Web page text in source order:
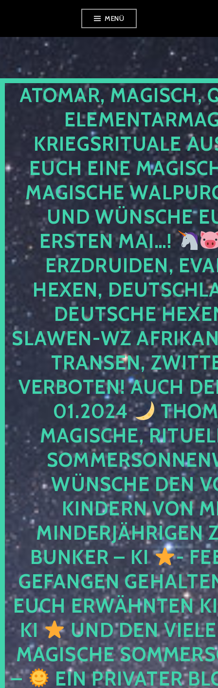
springen
MENÜ
ATOMAR, MAGISCH,
KRIEGSRITUALE
EUCH EINE
MAGISCHE
UND WÜNSCHE
ERSTEN MAI…!
ERZDRUIDEN,
HEXEN,
DEUTSCHE
SLAWEN-WZ
TRANSEN,
VERBOTEN! AUCH
01.2024
MAGISCHE,
WÜNSCHE DEN
KINDERN VON
MINDERJÄHRIGEN
BUNKER – KI
-
GEFANGEN
EUCH ERWÄHNTEN
KI
UND DEN
MAGISCHE
–
EIN PRIVATER